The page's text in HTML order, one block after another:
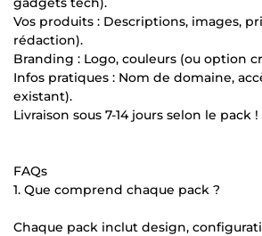
Vos produits : Descriptions, images,
rédaction).
Branding : Logo, couleurs (ou option
Infos pratiques : Nom de domaine,
existant).
Livraison sous 7-14 jours selon le pack !
FAQs
1. Que comprend chaque pack ?
Chaque pack inclut design,